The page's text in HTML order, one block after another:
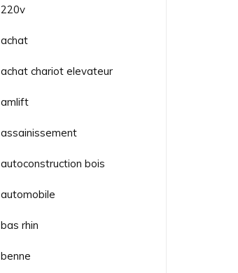
220v
achat
achat chariot elevateur
amlift
assainissement
autoconstruction bois
automobile
bas rhin
benne